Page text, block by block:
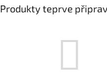
Produkty teprve